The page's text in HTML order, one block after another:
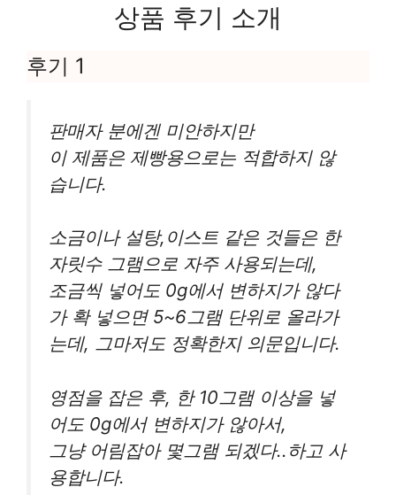
상품 후기 소개
후기 1
판매자 분에겐 미안하지만
이 제품은 제빵용으로는 적합하지 않
습니다.
소금이나 설탕,이스트 같은 것들은 한
자릿수 그램으로 자주 사용되는데,
조금씩 넣어도 0g에서 변하지가 않다
가 확 넣으면 5~6그램 단위로 올라가
는데, 그마저도 정확한지 의문입니다.
영점을 잡은 후, 한 10그램 이상을 넣
어도 0g에서 변하지가 않아서,
그냥 어림잡아 몇그램 되겠다..하고 사
용합니다.